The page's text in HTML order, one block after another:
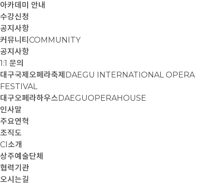
아카데미 안내
수강신청
공지사항
커뮤니티 COMMUNITY
공지사항
1:1 문의
대구국제오페라축제 DAEGU INTERNATIONAL OPERA
FESTIVAL
대구오페라하우스DAEGUOPERAHOUSE
인사말
주요연혁
조직도
CI소개
상주예술단체
협력기관
오시는길